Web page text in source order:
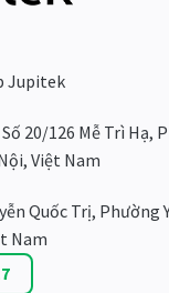
Jupitek
20/126 Mễ Trì Hạ,
Việt Nam
Quốc Trị, Phường
Nam